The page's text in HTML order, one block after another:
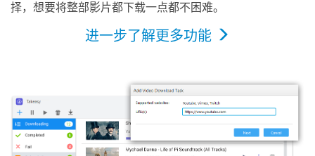
择，想要将整部影片都下载一点都不困难。
进一步了解更多功能